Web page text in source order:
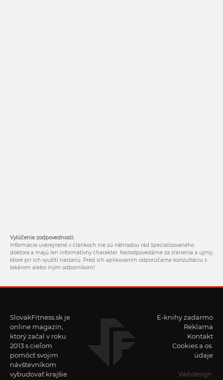
Vylúčenie zodpovednosti:
Informácie uverejnené v článkoch nie sú náhradou rád špecializovaného
doktora a majú len informatívny charakter. Nezodpovedáme za zranenia a ujmy,
ktoré pri ich využití nastanú. Pred ich aplikovaním odporúčame konzultáciu s
lekárom alebo iným odborníkom!
SlovakFitness.sk je
online magazín,
ktorý začal v roku
2013 s cieľom
pomôcť svojim
návštevníkom
vybudovať krajšie
E-knihy zadarmo
Reklama
Kontakt
Cookies a os.
údaje
Webdesign: